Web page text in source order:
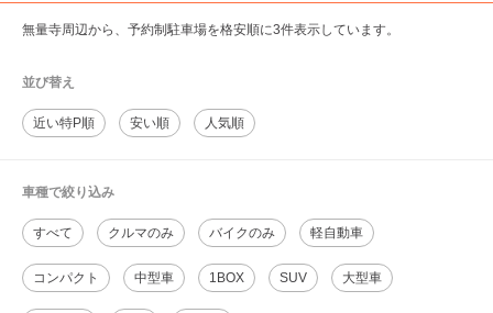
無量寺周辺から、予約制駐車場を格安順に3件表示しています。
並び替え
近い特P順 安い順 人気順
車種で絞り込み
すべて クルマのみ バイクのみ 軽自動車
コンパクト 中型車 1BOX SUV 大型車